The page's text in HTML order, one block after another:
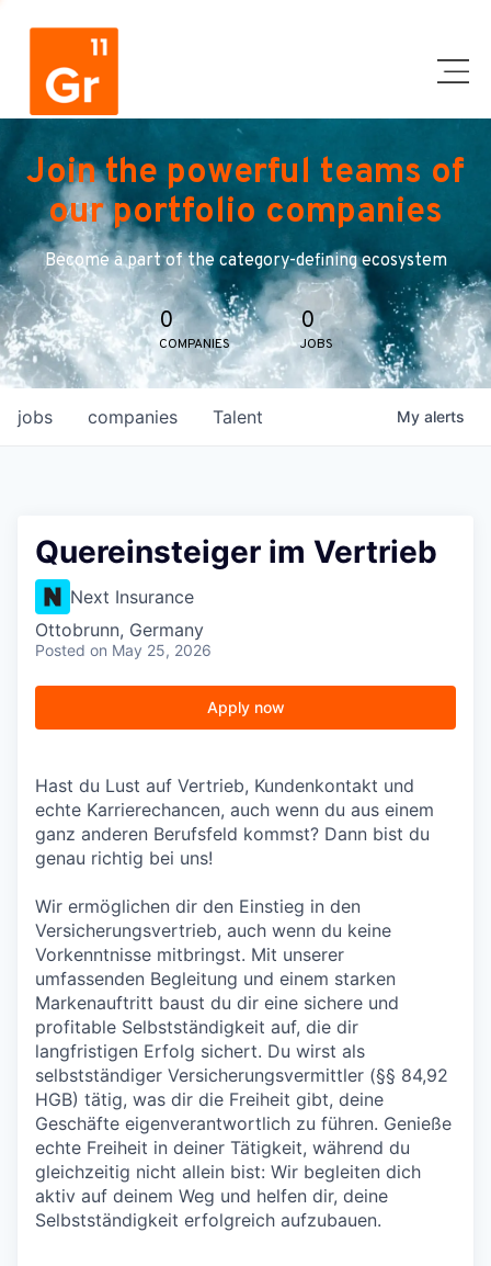
Join the powerful teams of
our portfolio companies
Become a part of the category-defining ecosystem
0
COMPANIES
0
JOBS
jobs companies Talent My alerts
Quereinsteiger im Vertrieb
Next Insurance
Ottobrunn, Germany
Posted on May 25, 2026
Apply now
Hast du Lust auf Vertrieb, Kundenkontakt und
echte Karrierechancen, auch wenn du aus einem
ganz anderen Berufsfeld kommst? Dann bist du
genau richtig bei uns!
Wir ermöglichen dir den Einstieg in den
Versicherungsvertrieb, auch wenn du keine
Vorkenntnisse mitbringst. Mit unserer
umfassenden Begleitung und einem starken
Markenauftritt baust du dir eine sichere und
profitable Selbstständigkeit auf, die dir
langfristigen Erfolg sichert. Du wirst als
selbstständiger Versicherungsvermittler (§§ 84,92
HGB) tätig, was dir die Freiheit gibt, deine
Geschäfte eigenverantwortlich zu führen. Genieße
echte Freiheit in deiner Tätigkeit, während du
gleichzeitig nicht allein bist: Wir begleiten dich
aktiv auf deinem Weg und helfen dir, deine
Selbstständigkeit erfolgreich aufzubauen.